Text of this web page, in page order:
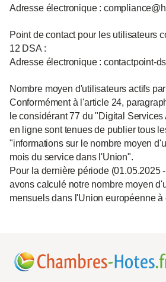
Adresse électronique :
Point de contact pour les utilisateurs
12 DSA :
Adresse électronique : contactpoint-
Nombre moyen d'utilisateurs actifs
Conformément à l'article 24,
le considérant 77 du "Digital
en ligne sont tenues de publier tous
"informations sur le nombre moyen
mois du service dans l'Union".
Pour la dernière période (01.05.2025
avons calculé notre nombre moyen
mensuels dans l'Union européenne à